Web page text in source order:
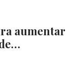
aumentar